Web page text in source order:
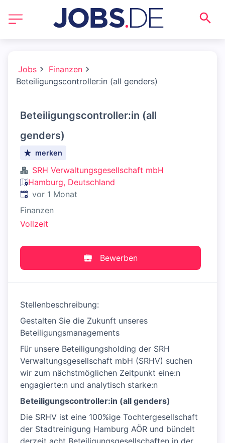
Jobs
Finanzen
Beteiligungscontroller:in (all genders)
Beteiligungscontroller:in (all
genders)
merken
SRH Verwaltungsgesellschaft mbH
Hamburg, Deutschland
Veröffentlicht:
vor 1 Monat
Finanzen
Vollzeit
Bewerben
Stellenbeschreibung:
Gestalten Sie die Zukunft unseres
Beteiligungsmanagements
Für unsere Beteiligungsholding der SRH
Verwaltungsgesellschaft mbH (SRHV) suchen
wir zum nächstmöglichen Zeitpunkt eine:n
engagierte:n und analytisch starke:n
Beteiligungscontroller:in (all genders)
Die SRHV ist eine 100%ige Tochtergesellschaft
der Stadtreinigung Hamburg AÖR und bündelt